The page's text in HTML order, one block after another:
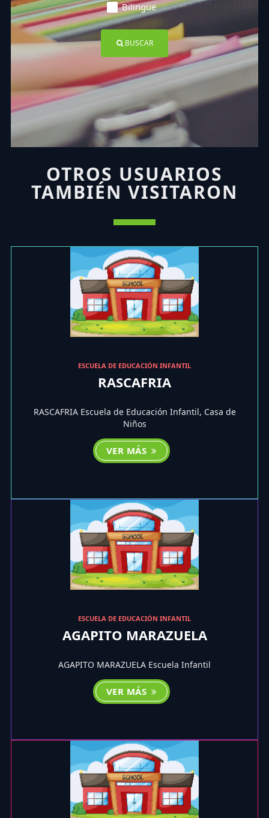
Bilingüe
BUSCAR
OTROS USUARIOS
TAMBIÉN VISITARON
ESCUELA DE EDUCACIÓN INFANTIL
RASCAFRIA
RASCAFRIA Escuela de Educación Infantil, Casa de
Niños
VER MÁS
ESCUELA DE EDUCACIÓN INFANTIL
AGAPITO MARAZUELA
AGAPITO MARAZUELA Escuela Infantil
VER MÁS